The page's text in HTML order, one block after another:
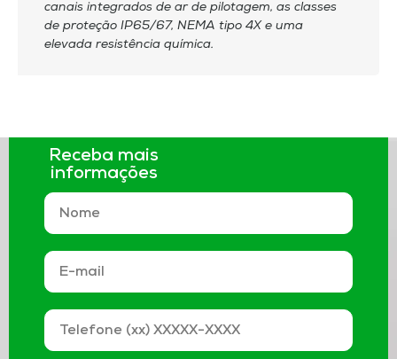
canais integrados de ar de pilotagem, as classes
de proteção IP65/67, NEMA tipo 4X e uma
elevada resistência química.
Receba mais
informações